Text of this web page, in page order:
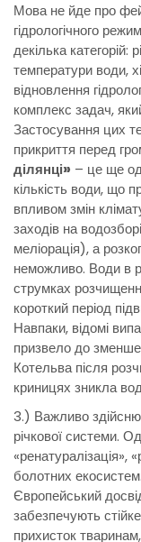
Мова не йде про
гідрологічного
декілька категорій:
температури води,
відновлення
комплекс задач,
Застосування цих
прикриття перед
ділянці» – це ще
кількість води, що
впливом змін
заходів на
меліорація), а
неможливо. Води в
струмках
короткий період
Навпаки, відомі
призвело до
Котельва після
криницях зникла
3.) Важливо
річкової системи.
«ренатуралізація»,
болотних
Європейський
забезпечують
прихисток